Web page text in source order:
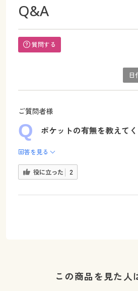
Q&A
質問する
日
ご質問者様
ポケットの有無を教えて
回答を見る
役に立った 2
この商品を見た人